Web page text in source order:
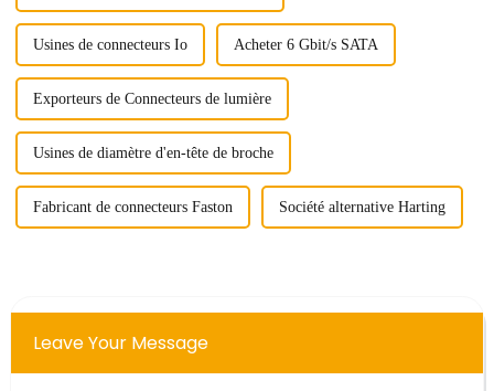
Usines de connecteurs Io Acheter 6 Gbit/s SATA
Exporteurs de Connecteurs de lumière
Usines de diamètre d'en-tête de broche
Fabricant de connecteurs Faston Société alternative Harting
Leave Your Message